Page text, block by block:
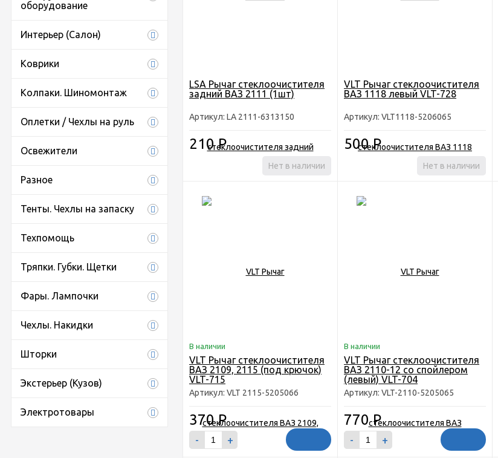
оборудование
Интерьер (Салон)
Коврики
Колпаки. Шиномонтаж
Оплетки / Чехлы на руль
Освежители
Разное
Тенты. Чехлы на запаску
Техпомощь
Тряпки. Губки. Щетки
Фары. Лампочки
Чехлы. Накидки
Шторки
Экстерьер (Кузов)
Электротовары
LSA Рычаг стеклоочистителя
задний ВАЗ 2111 (1шт)
Артикул: LA 2111-6313150
210Р
Нет в наличии
VLT Рычаг стеклоочистителя
ВАЗ 1118 левый VLT-728
Артикул: VLT1118-5206065
500Р
Нет в наличии
В наличии
VLT Рычаг стеклоочистителя
ВАЗ 2109, 2115 (под крючок)
VLT-715
Артикул: VLT 2115-5205066
370Р
- +
В наличии
VLT Рычаг стеклоочистителя
ВАЗ 2110-12 со спойлером
(левый) VLT-704
Артикул: VLT-2110-5205065
770Р
- +